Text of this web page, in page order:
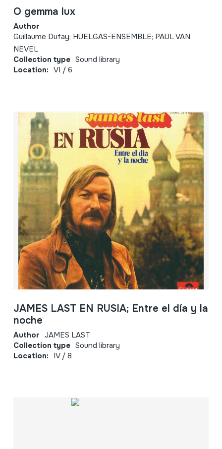
O gemma lux
Author
Guillaume Dufay; HUELGAS-ENSEMBLE; PAUL VAN
NEVEL
Collection type Sound library
Location: VI / 6
JAMES LAST EN RUSIA; Entre el día y la
noche
Author JAMES LAST
Collection type Sound library
Location: IV / 8